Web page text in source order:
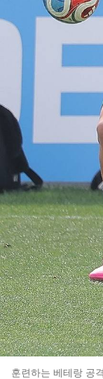
훈련하는 베테랑 공